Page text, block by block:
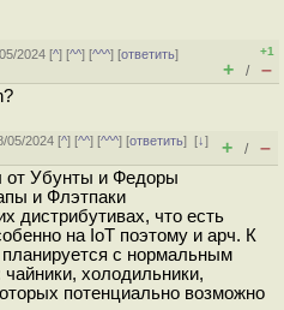
2024 [^] [^^] [^^^] [ответить]
+1
+ / –
05/2024 [^] [^^] [^^^] [ответить][↓]
+ / –
от Убунты и Федоры
и Флэтпаки
дистрибутивах, что есть
на IoT поэтому и арч. К
с нормальным
холодильники,
потенциально возможно